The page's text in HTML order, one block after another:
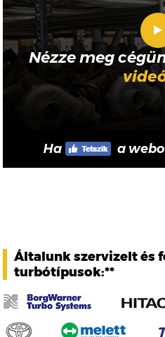
Nézze meg
Ha a
Általunk szervizelt és
turbótípusok:**